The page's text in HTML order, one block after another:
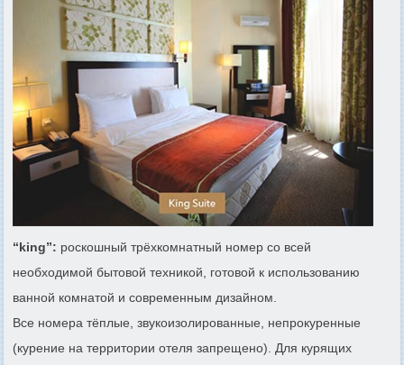
“king”: роскошный трёхкомнатный номер со всей
необходимой бытовой техникой, готовой к использованию
ванной комнатой и современным дизайном.
Все номера тёплые, звукоизолированные, непрокуренные
(курение на территории отеля запрещено). Для курящих